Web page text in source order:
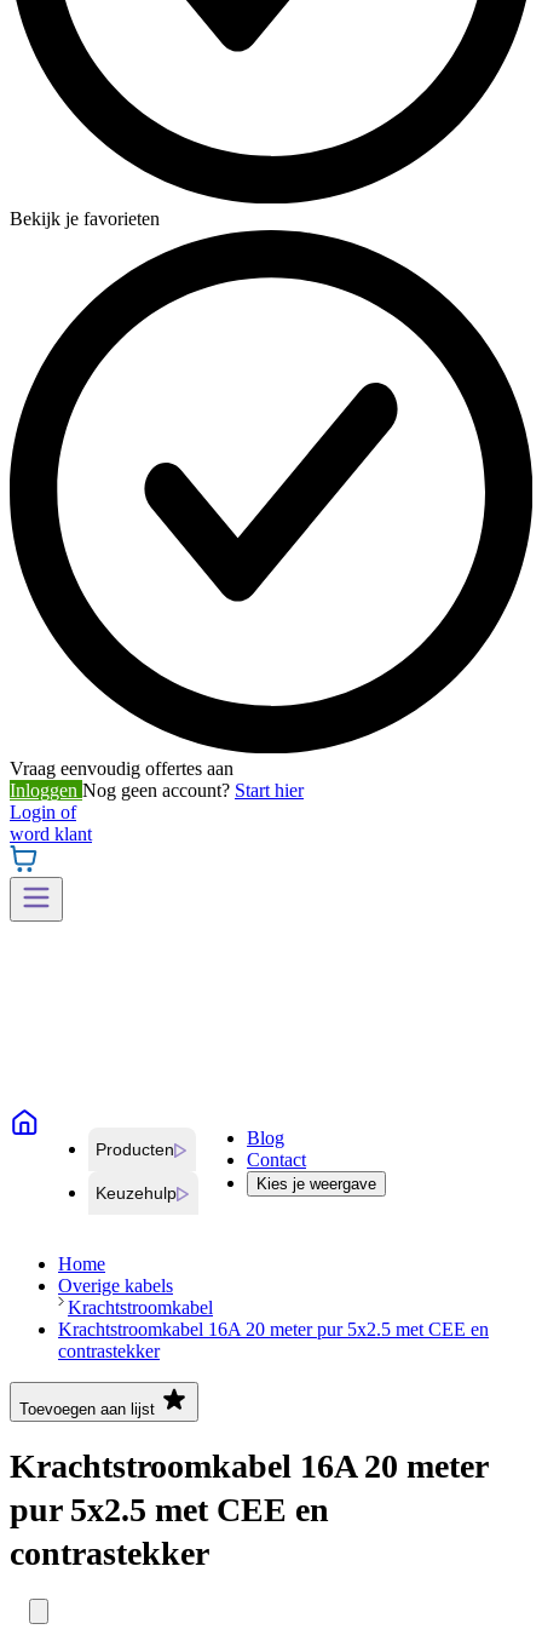
Bekijk je favorieten
Vraag eenvoudig offertes aan
Inloggen Nog geen account? Start hier
Login of
word klant
Producten
Keuzehulp
Blog
Contact
Kies je weergave
Home
Overige kabels
Krachtstroomkabel
Krachtstroomkabel 16A 20 meter pur 5x2.5 met CEE en
contrastekker
Toevoegen aan lijst
Krachtstroomkabel 16A 20 meter
pur 5x2.5 met CEE en
contrastekker